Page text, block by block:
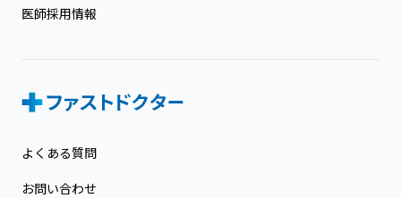
医師採用情報
よくある質問
お問い合わせ